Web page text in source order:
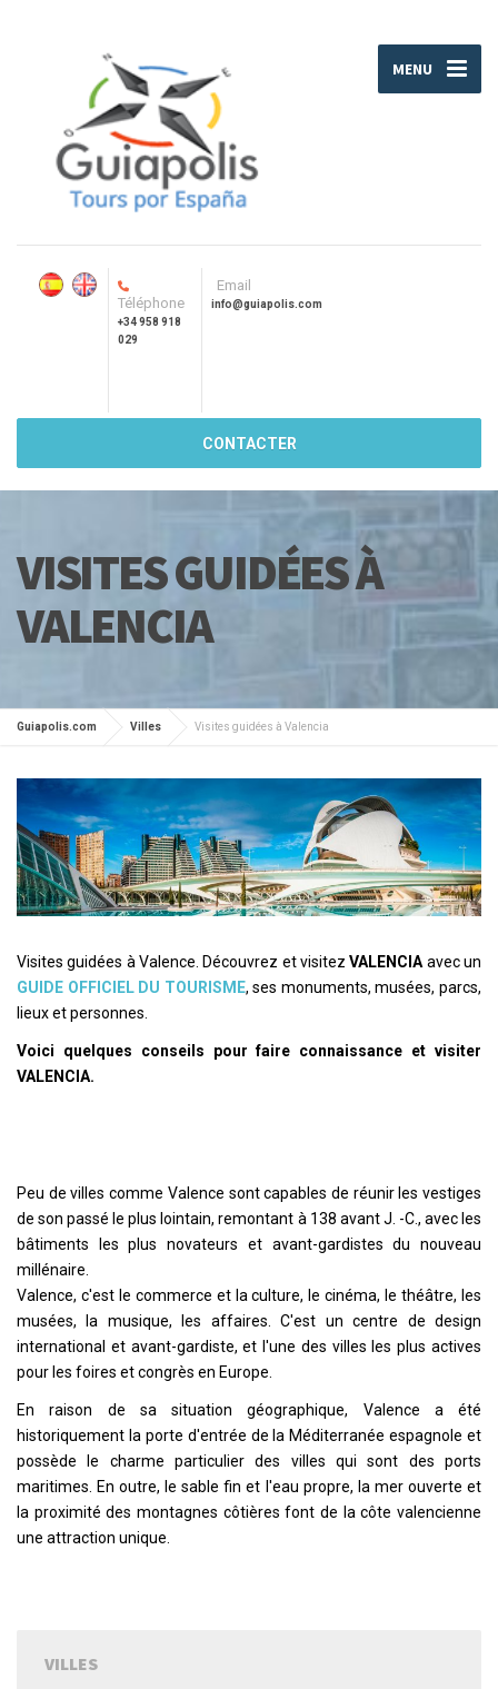
MENU
Téléphone
+34 958 918
029
Email
info@guiapolis.com
CONTACTER
VISITES GUIDÉES À
VALENCIA
Guiapolis.com Villes Visites guidées à Valencia
Visites guidées à Valence. Découvrez et visitezVALENCIAavec un
GUIDE OFFICIEL DU TOURISME, ses monuments, musées, parcs,
lieux et personnes.
Voici quelques conseils pour faire connaissance et visiter
VALENCIA.
Peu de villes comme Valence sont capables de réunir les vestiges
de son passé le plus lointain, remontant à 138 avant J. -C., avec les
bâtiments les plus novateurs et avant-gardistes du nouveau
millénaire.
Valence, c'est le commerce et la culture, le cinéma, le théâtre, les
musées, la musique, les affaires. C'est un centre de design
international et avant-gardiste, et l'une des villes les plus actives
pour les foires et congrès en Europe.
En raison de sa situation géographique, Valence a été
historiquement la porte d'entrée de la Méditerranée espagnole et
possède le charme particulier des villes qui sont des ports
maritimes. En outre, le sable fin et l'eau propre, la mer ouverte et
la proximité des montagnes côtières font de la côte valencienne
une attraction unique.
VILLES